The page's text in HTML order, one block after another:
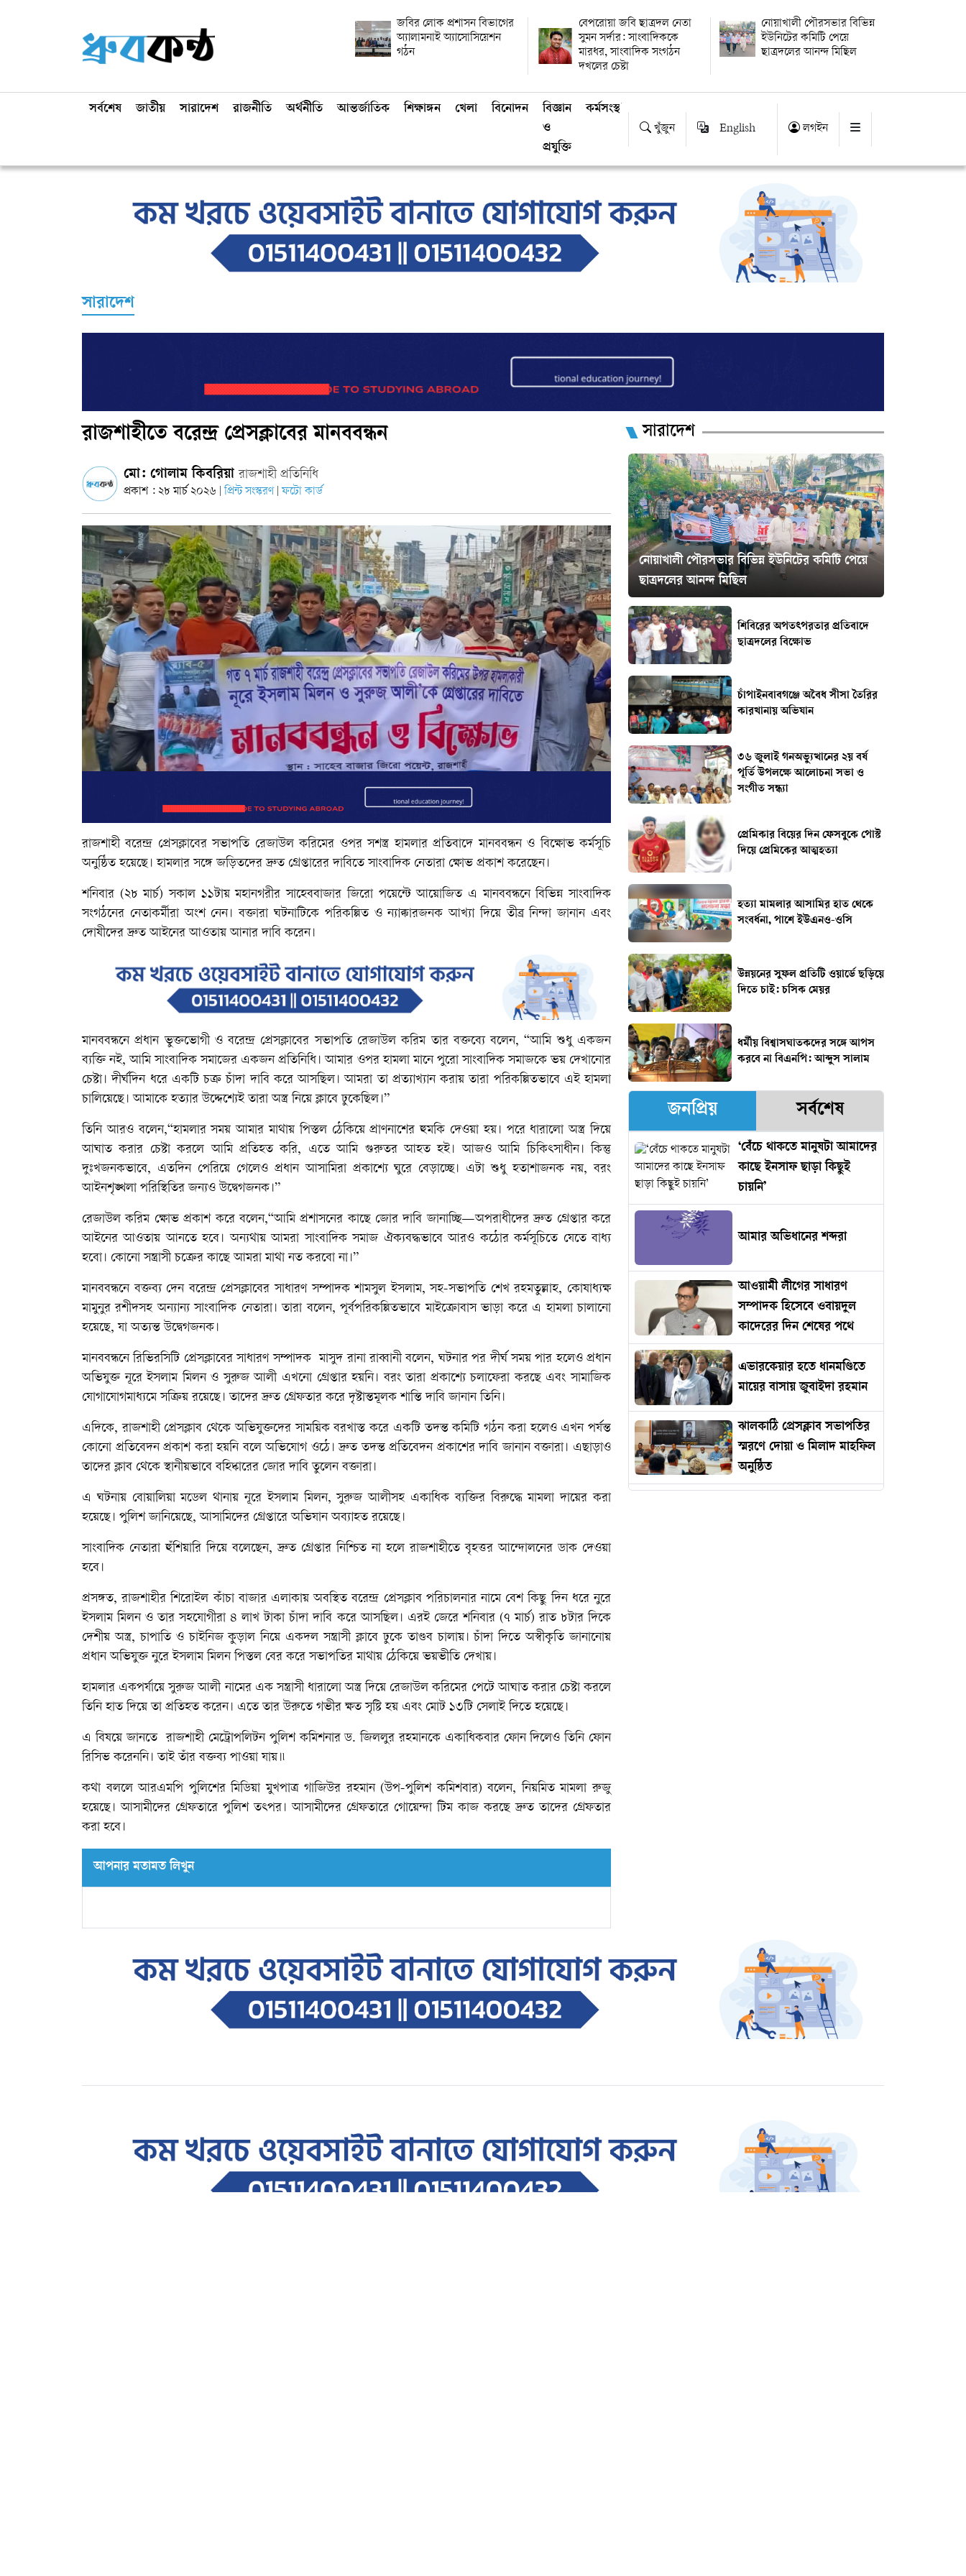
জবির লোক প্রশাসন বিভাগের
অ্যালামনাই অ্যাসোসিয়েশন
গঠন
বেপরোয়া জবি ছাত্রদল নেতা
সুমন সর্দার: সাংবাদিককে
মারধর, সাংবাদিক সংগঠন
দখলের চেষ্টা
নোয়াখালী পৌরসভার বিভিন্ন
ইউনিটের কমিটি পেয়ে
ছাত্রদলের আনন্দ মিছিল
সর্বশেষ জাতীয় সারাদেশ রাজনীতি অর্থনীতি আন্তর্জাতিক শিক্ষাঙ্গন খেলা বিনোদন
বিজ্ঞান
ও
প্রযুক্তি
কর্মসংস্থান
খুঁজুন English লগইন
সারাদেশ
রাজশাহীতে বরেন্দ্র প্রেসক্লাবের মানববন্ধন
মো: গোলাম কিবরিয়ারাজশাহী প্রতিনিধি
প্রকাশ : ২৮ মার্চ ২০২৬ প্রিন্ট সংস্করণ ফটো কার্ড
রাজশাহী বরেন্দ্র প্রেসক্লাবের সভাপতি রেজাউল করিমের ওপর সশস্ত্র হামলার প্রতিবাদে মানববন্ধন ও বিক্ষোভ কর্মসূচি
অনুষ্ঠিত হয়েছে। হামলার সঙ্গে জড়িতদের দ্রুত গ্রেপ্তারের দাবিতে সাংবাদিক নেতারা ক্ষোভ প্রকাশ করেছেন।
শনিবার (২৮ মার্চ) সকাল ১১টায় মহানগরীর সাহেববাজার জিরো পয়েন্টে আয়োজিত এ মানববন্ধনে বিভিন্ন সাংবাদিক
সংগঠনের নেতাকর্মীরা অংশ নেন। বক্তারা ঘটনাটিকে পরিকল্পিত ও ন্যাক্কারজনক আখ্যা দিয়ে তীব্র নিন্দা জানান এবং
দোষীদের দ্রুত আইনের আওতায় আনার দাবি করেন।
মানববন্ধনে প্রধান ভুক্তভোগী ও বরেন্দ্র প্রেসক্লাবের সভাপতি রেজাউল করিম তার বক্তব্যে বলেন, “আমি শুধু একজন
ব্যক্তি নই, আমি সাংবাদিক সমাজের একজন প্রতিনিধি। আমার ওপর হামলা মানে পুরো সাংবাদিক সমাজকে ভয় দেখানোর
চেষ্টা। দীর্ঘদিন ধরে একটি চক্র চাঁদা দাবি করে আসছিল। আমরা তা প্রত্যাখ্যান করায় তারা পরিকল্পিতভাবে এই হামলা
চালিয়েছে। আমাকে হত্যার উদ্দেশ্যেই তারা অস্ত্র নিয়ে ক্লাবে ঢুকেছিল।”
তিনি আরও বলেন,“হামলার সময় আমার মাথায় পিস্তল ঠেকিয়ে প্রাণনাশের হুমকি দেওয়া হয়। পরে ধারালো অস্ত্র দিয়ে
আঘাত করার চেষ্টা করলে আমি প্রতিহত করি, এতে আমি গুরুতর আহত হই। আজও আমি চিকিৎসাধীন। কিন্তু
দুঃখজনকভাবে, এতদিন পেরিয়ে গেলেও প্রধান আসামিরা প্রকাশ্যে ঘুরে বেড়াচ্ছে। এটা শুধু হতাশাজনক নয়, বরং
আইনশৃঙ্খলা পরিস্থিতির জন্যও উদ্বেগজনক।”
রেজাউল করিম ক্ষোভ প্রকাশ করে বলেন,“আমি প্রশাসনের কাছে জোর দাবি জানাচ্ছি—অপরাধীদের দ্রুত গ্রেপ্তার করে
আইনের আওতায় আনতে হবে। অন্যথায় আমরা সাংবাদিক সমাজ ঐক্যবদ্ধভাবে আরও কঠোর কর্মসূচিতে যেতে বাধ্য
হবো। কোনো সন্ত্রাসী চক্রের কাছে আমরা মাথা নত করবো না।”
মানববন্ধনে বক্তব্য দেন বরেন্দ্র প্রেসক্লাবের সাধারণ সম্পাদক শামসুল ইসলাম, সহ-সভাপতি শেখ রহমতুল্লাহ, কোষাধ্যক্ষ
মামুনুর রশীদসহ অন্যান্য সাংবাদিক নেতারা। তারা বলেন, পূর্বপরিকল্পিতভাবে মাইক্রোবাস ভাড়া করে এ হামলা চালানো
হয়েছে, যা অত্যন্ত উদ্বেগজনক।
মানববন্ধনে রিভিরসিটি প্রেসক্লাবের সাধারণ সম্পাদক মাসুদ রানা রাব্বানী বলেন, ঘটনার পর দীর্ঘ সময় পার হলেও প্রধান
অভিযুক্ত নূরে ইসলাম মিলন ও সুরুজ আলী এখনো গ্রেপ্তার হয়নি। বরং তারা প্রকাশ্যে চলাফেরা করছে এবং সামাজিক
যোগাযোগমাধ্যমে সক্রিয় রয়েছে। তাদের দ্রুত গ্রেফতার করে দৃষ্টান্তমূলক শান্তি দাবি জানান তিনি।
এদিকে, রাজশাহী প্রেসক্লাব থেকে অভিযুক্তদের সাময়িক বরখাস্ত করে একটি তদন্ত কমিটি গঠন করা হলেও এখন পর্যন্ত
কোনো প্রতিবেদন প্রকাশ করা হয়নি বলে অভিযোগ ওঠে। দ্রুত তদন্ত প্রতিবেদন প্রকাশের দাবি জানান বক্তারা। এছাড়াও
তাদের ক্লাব থেকে স্থানীয়ভাবে বহিষ্কারের জোর দাবি তুলেন বক্তারা।
এ ঘটনায় বোয়ালিয়া মডেল থানায় নূরে ইসলাম মিলন, সুরুজ আলীসহ একাধিক ব্যক্তির বিরুদ্ধে মামলা দায়ের করা
হয়েছে। পুলিশ জানিয়েছে, আসামিদের গ্রেপ্তারে অভিযান অব্যাহত রয়েছে।
সাংবাদিক নেতারা হুঁশিয়ারি দিয়ে বলেছেন, দ্রুত গ্রেপ্তার নিশ্চিত না হলে রাজশাহীতে বৃহত্তর আন্দোলনের ডাক দেওয়া
হবে।
প্রসঙ্গত, রাজশাহীর শিরোইল কাঁচা বাজার এলাকায় অবস্থিত বরেন্দ্র প্রেসক্লাব পরিচালনার নামে বেশ কিছু দিন ধরে নুরে
ইসলাম মিলন ও তার সহযোগীরা ৪ লাখ টাকা চাঁদা দাবি করে আসছিল। এরই জেরে শনিবার (৭ মার্চ) রাত ৮টার দিকে
দেশীয় অস্ত্র, চাপাতি ও চাইনিজ কুড়াল নিয়ে একদল সন্ত্রাসী ক্লাবে ঢুকে তাণ্ডব চালায়। চাঁদা দিতে অস্বীকৃতি জানানোয়
প্রধান অভিযুক্ত নুরে ইসলাম মিলন পিস্তল বের করে সভাপতির মাথায় ঠেকিয়ে ভয়ভীতি দেখায়।
​হামলার একপর্যায়ে সুরুজ আলী নামের এক সন্ত্রাসী ধারালো অস্ত্র দিয়ে রেজাউল করিমের পেটে আঘাত করার চেষ্টা করলে
তিনি হাত দিয়ে তা প্রতিহত করেন। এতে তার উরুতে গভীর ক্ষত সৃষ্টি হয় এবং মোট ১৩টি সেলাই দিতে হয়েছে।
এ বিষয়ে জানতে রাজশাহী মেট্রোপলিটন পুলিশ কমিশনার ড. জিললুর রহমানকে একাধিকবার ফোন দিলেও তিনি ফোন
রিসিভ করেননি। তাই তাঁর বক্তব্য পাওয়া যায়।৷
কথা বললে আরএমপি পুলিশের মিডিয়া মুখপাত্র গাজিউর রহমান (উপ-পুলিশ কমিশবার) বলেন, নিয়মিত মামলা রুজু
হয়েছে। আসামীদের গ্রেফতারে পুলিশ তৎপর। আসামীদের গ্রেফতারে গোয়েন্দা টিম কাজ করছে দ্রুত তাদের গ্রেফতার
করা হবে।
আপনার মতামত লিখুন
সারাদেশ
নোয়াখালী পৌরসভার বিভিন্ন ইউনিটের কমিটি পেয়ে
ছাত্রদলের আনন্দ মিছিল
শিবিরের অপতৎপরতার প্রতিবাদে
ছাত্রদলের বিক্ষোভ
চাঁপাইনবাবগঞ্জে অবৈধ সীসা তৈরির
কারখানায় অভিযান
৩৬ জুলাই গনঅভ্যুত্থানের ২য় বর্ষ
পূর্তি উপলক্ষে আলোচনা সভা ও
সংগীত সন্ধ্যা
প্রেমিকার বিয়ের দিন ফেসবুকে পোস্ট
দিয়ে প্রেমিকের আত্মহত্যা
হত্যা মামলার আসামির হাত থেকে
সংবর্ধনা, পাশে ইউএনও-ওসি
উন্নয়নের সুফল প্রতিটি ওয়ার্ডে ছড়িয়ে
দিতে চাই: চসিক মেয়র
ধর্মীয় বিশ্বাসঘাতকদের সঙ্গে আপস
করবে না বিএনপি: আব্দুস সালাম
জনপ্রিয় সর্বশেষ
‘বেঁচে থাকতে মানুষটা আমাদের
কাছে ইনসাফ ছাড়া কিছুই
চায়নি’
আমার অভিধানের শব্দরা
আওয়ামী লীগের সাধারণ
সম্পাদক হিসেবে ওবায়দুল
কাদেরের দিন শেষের পথে
এভারকেয়ার হতে ধানমণ্ডিতে
মায়ের বাসায় জুবাইদা রহমান
ঝালকাঠি প্রেসক্লাব সভাপতির
স্মরণে দোয়া ও মিলাদ মাহফিল
অনুষ্ঠিত